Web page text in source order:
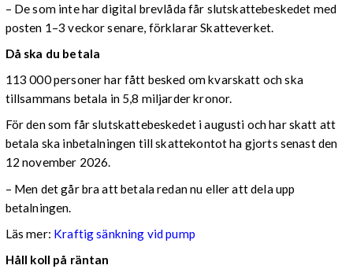
– De som inte har digital brevlåda får slutskattebeskedet med
posten 1–3 veckor senare, förklarar Skatteverket.
Då ska du betala
113 000 personer har fått besked om kvarskatt och ska
tillsammans betala in 5,8 miljarder kronor.
För den som får slutskattebeskedet i augusti och har skatt att
betala ska inbetalningen till skattekontot ha gjorts senast den
12 november 2026.
– Men det går bra att betala redan nu eller att dela upp
betalningen.
Läs mer: Kraftig sänkning vid pump
Håll koll på räntan